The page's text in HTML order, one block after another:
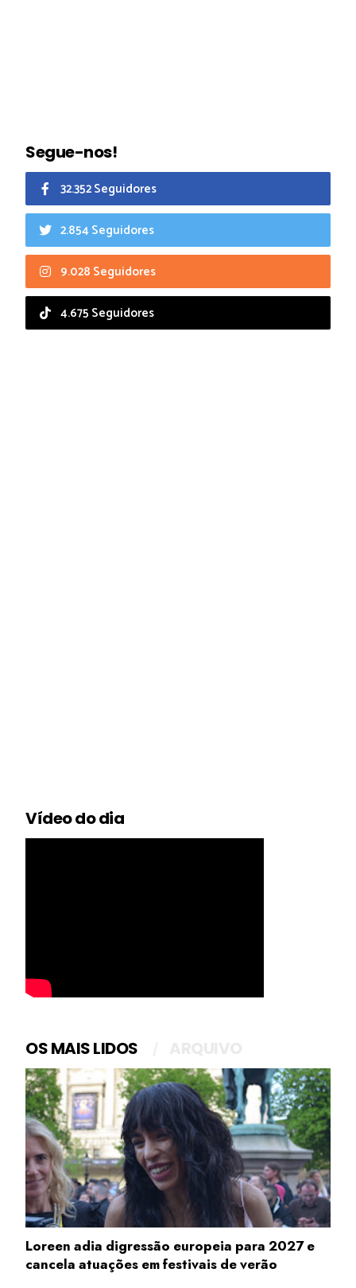
Segue-nos!
32.352 Seguidores
2.854 Seguidores
9.028 Seguidores
4.675 Seguidores
Vídeo do dia
OS MAIS LIDOS
Loreen adia digressão europeia para 2027 e
cancela atuações em festivais de verão